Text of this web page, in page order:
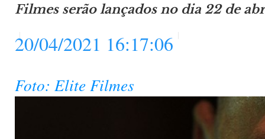
Filmes serão lançados no dia 22 de
20/04/2021 16:17:06
Foto: Elite Filmes